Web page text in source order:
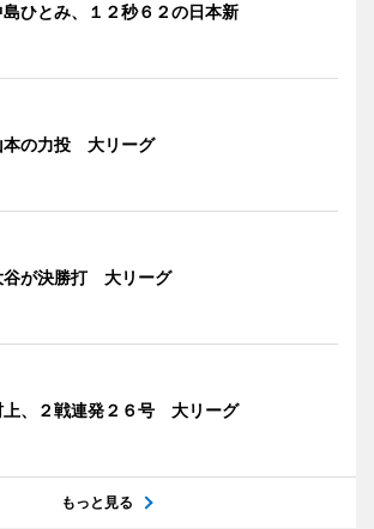
島ひとみ、１２秒６２の日本新
本の力投 大リーグ
谷が決勝打 大リーグ
上、２戦連発２６号 大リーグ
もっと見る